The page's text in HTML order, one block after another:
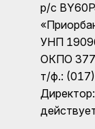
р/с
УНП
ОКПО
т/ф.: